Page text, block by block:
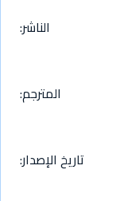
الناشر
المترجم
تاريخ الإصدار